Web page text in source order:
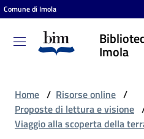
Vai al contenuto
Vai alla navigazione
Vai al footer
Comune di Imola
Imola
Biblioteca
comunale
Home / Risorse online /
Proposte di lettura e visione
Viaggio alla scoperta della